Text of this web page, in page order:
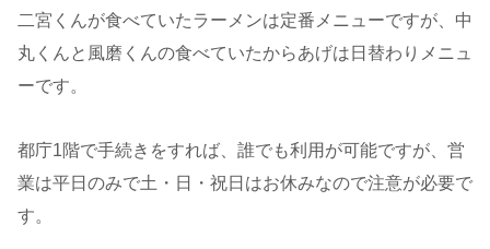
二宮くんが食べていたラーメンは定番メニューですが、中
丸くんと風磨くんの食べていたからあげは日替わりメニュ
ーです。
都庁1階で手続きをすれば、誰でも利用が可能ですが、営
業は平日のみで土・日・祝日はお休みなので注意が必要で
す。